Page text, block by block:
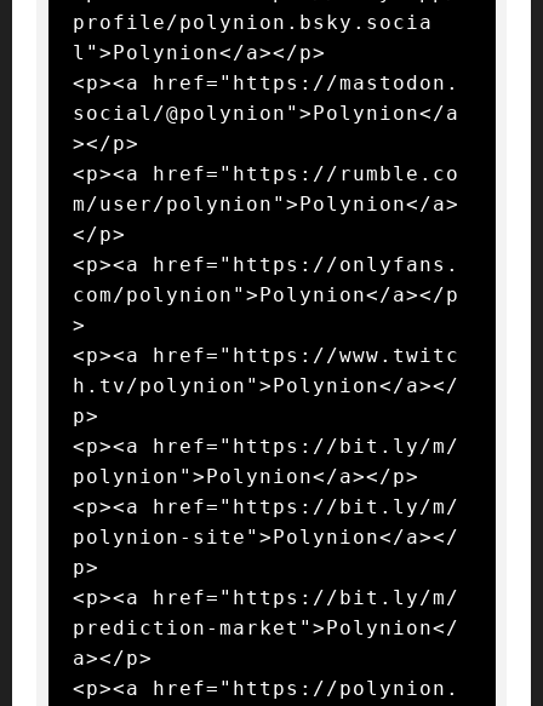
profile/polynion.bsky.socia
l">Polynion</a></p>
<p><a href="https://mastodon.
social/@polynion">Polynion</a
></p>
<p><a href="https://rumble.co
m/user/polynion">Polynion</a>
</p>
<p><a href="https://onlyfans.
com/polynion">Polynion</a></p
>
<p><a href="https://www.twitc
h.tv/polynion">Polynion</a></
p>
<p><a href="https://bit.ly/m/
polynion">Polynion</a></p>
<p><a href="https://bit.ly/m/
polynion-site">Polynion</a></
p>
<p><a href="https://bit.ly/m/
prediction-market">Polynion</
a></p>
<p><a href="https://polynion.